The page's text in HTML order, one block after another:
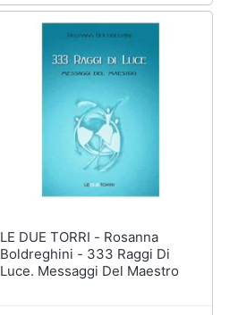
LE DUE TORRI - Rosanna
Boldreghini - 333 Raggi Di
Luce. Messaggi Del Maestro